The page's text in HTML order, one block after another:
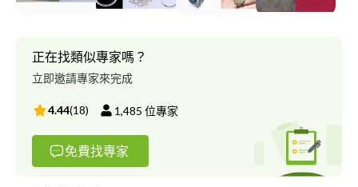
正在找類似專家嗎？
立即邀請專家來完成
4.44(18) 1,485 位專家
免費找專家